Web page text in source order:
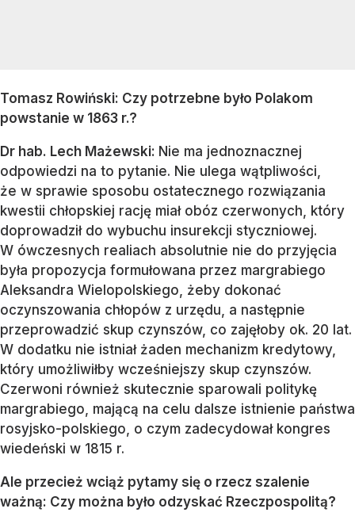
Tomasz Rowiński: Czy potrzebne było Polakom
powstanie w 1863 r.?
Dr hab. Lech Mażewski: Nie ma jednoznacznej
odpowiedzi na to pytanie. Nie ulega wątpliwości,
że w sprawie sposobu ostatecznego rozwiązania
kwestii chłopskiej rację miał obóz czerwonych, który
doprowadził do wybuchu insurekcji styczniowej.
W ówczesnych realiach absolutnie nie do przyjęcia
była propozycja formułowana przez margrabiego
Aleksandra Wielopolskiego, żeby dokonać
oczynszowania chłopów z urzędu, a następnie
przeprowadzić skup czynszów, co zajęłoby ok. 20 lat.
W dodatku nie istniał żaden mechanizm kredytowy,
który umożliwiłby wcześniejszy skup czynszów.
Czerwoni również skutecznie sparowali politykę
margrabiego, mającą na celu dalsze istnienie państwa
rosyjsko-polskiego, o czym zadecydował kongres
wiedeński w 1815 r.
Ale przecież wciąż pytamy się o rzecz szalenie
ważną: Czy można było odzyskać Rzeczpospolitą?